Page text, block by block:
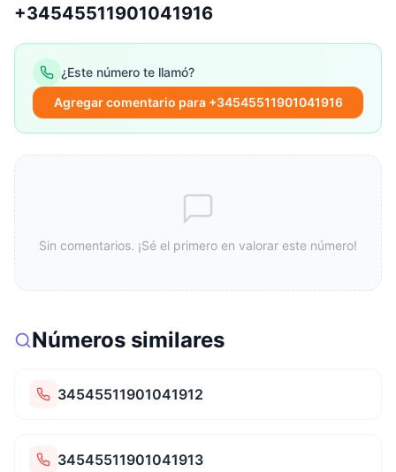
+34545511901041916
¿Este número te llamó?
Agregar comentario para +34545511901041916
Sin comentarios. ¡Sé el primero en valorar este número!
Números similares
34545511901041912
34545511901041913